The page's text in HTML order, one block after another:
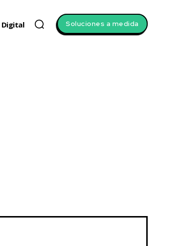
Digital Soluciones a medida